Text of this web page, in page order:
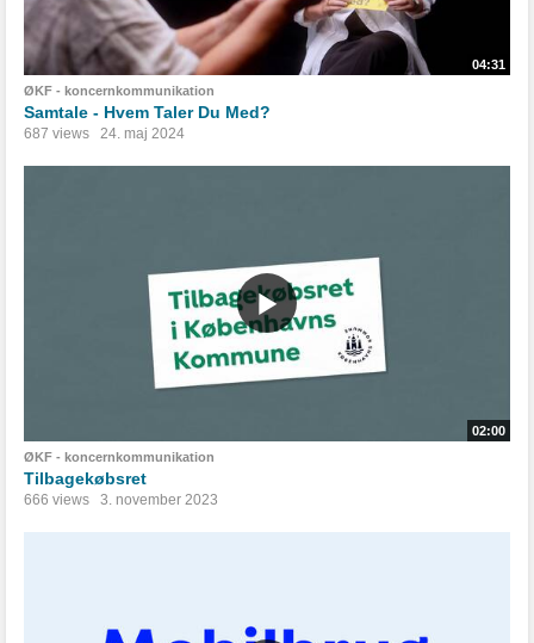
04:31
ØKF - koncernkommunikation
Samtale - Hvem Taler Du Med?
687 views 24. maj 2024
02:00
ØKF - koncernkommunikation
Tilbagekøbsret
666 views 3. november 2023